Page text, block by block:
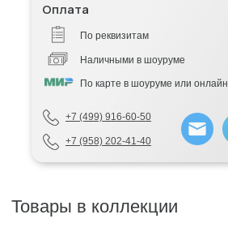
+7 (958) 202-41-40
+7 (499) 916-60-50
По реквизитам
Наличными в шоуруме
По карте в шоуруме или онлайн
Оплата